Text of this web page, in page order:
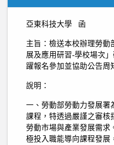
亞東科技大學 函
主旨：檢送本校辦理勞動
展及應用研習-學校場次
躍報名參加並協助公告周
說明：
一、勞動部勞動力發展署
課程，特透過嚴謹之審核
勞動市場與產業發展需求
極投入職能導向課程發展